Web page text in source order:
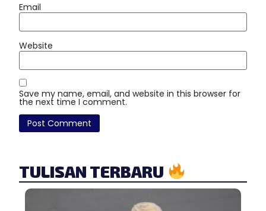
Email
Website
Save my name, email, and website in this browser for
the next time I comment.
TULISAN TERBARU